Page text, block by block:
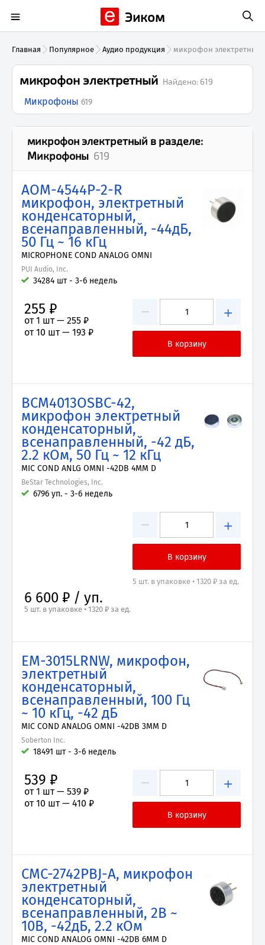
Эиком
Главная Популярное Аудио продукция микрофон электретный
микрофон электретный Найдено: 619
Микрофоны 619
микрофон электретный в разделе:
Микрофоны 619
AOM-4544P-2-R
микрофон, электретный
конденсаторный,
всенаправленный, -44дБ,
50 Гц ~ 16 кГц
MICROPHONE COND ANALOG OMNI
PUI Audio, Inc.
34284 шт - 3-6 недель
− +
255 ₽
от 1 шт — 255 ₽
от 10 шт — 193 ₽
BCM4013OSBC-42,
микрофон электретный
конденсаторный,
всенаправленный, -42 дБ,
2.2 кОм, 50 Гц ~ 12 кГц
MIC COND ANLG OMNI -42DB 4MM D
BeStar Technologies, Inc.
6796 уп. - 3-6 недель
− +
5 шт. в упаковке • 1320 ₽ за ед.
6 600 ₽ / уп.
5 шт. в упаковке • 1320 ₽ за ед.
EM-3015LRNW, микрофон,
электретный
конденсаторный,
всенаправленный, 100 Гц
~ 10 кГц, -42 дБ
MIC COND ANALOG OMNI -42DB 3MM D
Soberton Inc.
18491 шт - 3-6 недель
− +
539 ₽
от 1 шт — 539 ₽
от 10 шт — 410 ₽
CMC-2742PBJ-A, микрофон
электретный
конденсаторный,
всенаправленный, 2В ~
10В, -42дБ, 2.2 кОм
MIC COND ANALOG OMNI -42DB 6MM D